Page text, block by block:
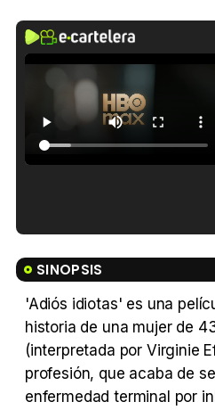
SINOPSIS
'Adiós idiotas' es una
historia de una mujer de
(interpretada por Virginie
profesión, que acaba de
enfermedad terminal por